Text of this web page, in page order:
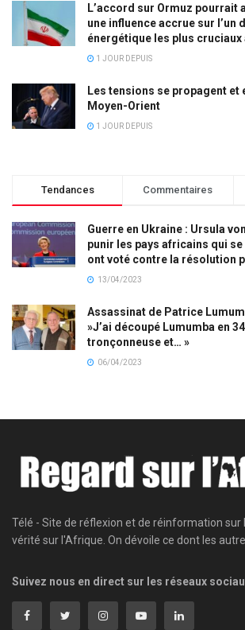
L’accord sur Ormuz pourrait
une influence accrue sur l’un
énergétique les plus cruciaux
1 JOUR DEPUIS
Les tensions se propagent et
Moyen-Orient
1 JOUR DEPUIS
Tendances Commentaires
Guerre en Ukraine : Ursula
punir les pays africains qui
ont voté contre la résolution
13/04/2023
Assassinat de Patrice
»J’ai découpé Lumumba en
tronçonneuse et… »
06/04/2023
Télé - Site de réflexion et de réinformation sur
vérité sur l'Afrique. On dévoile ce dont les
Suivez nous en direct sur les réseaux